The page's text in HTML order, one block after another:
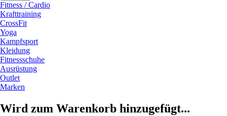
Fitness / Cardio
Krafttraining
CrossFit
Yoga
Kampfsport
Kleidung
Fitnessschuhe
Ausrüstung
Outlet
Marken
Wird zum Warenkorb hinzugefügt...